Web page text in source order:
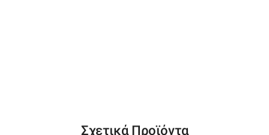
Σχετικά Προϊόντα